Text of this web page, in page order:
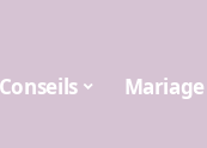
Conseils Mariage